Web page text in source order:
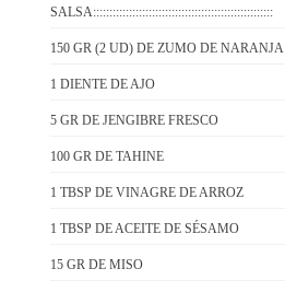
SALSA:::::::::::::::::::::::::::::::::::::::::::::::::::::::
150 GR (2 UD) DE ZUMO DE NARANJA
1 DIENTE DE AJO
5 GR DE JENGIBRE FRESCO
100 GR DE TAHINE
1 TBSP DE VINAGRE DE ARROZ
1 TBSP DE ACEITE DE SÉSAMO
15 GR DE MISO